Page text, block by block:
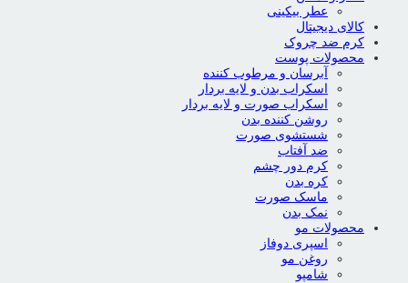
عطر بیکینی
کالای دیجیتال
کرم ضد چروک
محصولات پوست
آبرسان و مرطوب کننده
اسکراب بدن و لایه بردار
اسکراب صورت و لایه بردار
روشن کننده بدن
شستشوی صورت
ضد آفتاب
کرم دور چشم
کره بدن
ماسک صورت
نمک بدن
محصولات مو
اسپری دوفاز
روغن مو
شامپو